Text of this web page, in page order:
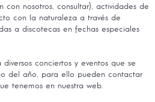
nosotros, consultar), actividades de
con la naturaleza a través de
a discotecas en fechas especiales
conciertos y eventos que se
del año, para ello pueden contactar
tenemos en nuestra web.